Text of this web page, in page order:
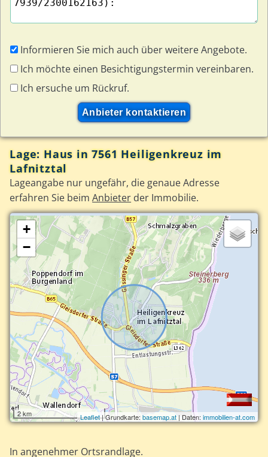
Informieren Sie mich auch über weitere Angebote.
Ich möchte einen Besichtigungstermin vereinbaren.
Ich ersuche um Rückruf.
Lage: Haus in 7561 Heiligenkreuz im
Lafnitztal
Lageangabe nur ungefähr, die genaue Adresse
erfahren Sie beimAnbieter der Immobilie.
+
−
2 km Leaflet| Grundkarte:basemap.at| Daten: immobilien-at.com
In angenehmer Ortsrandlage.